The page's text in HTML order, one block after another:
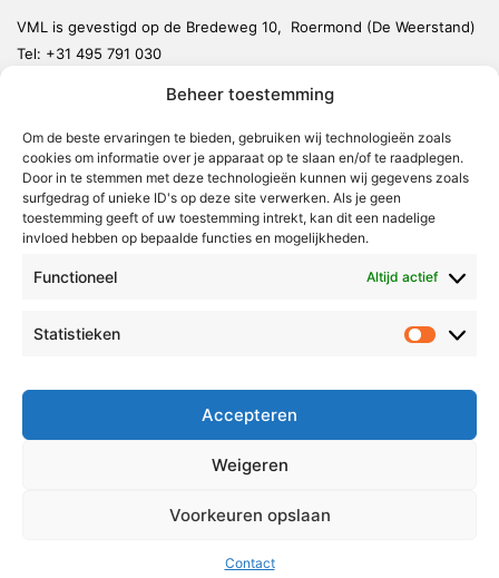
Beheer toestemming
Om de beste ervaringen te bieden, gebruiken wij technologieën zoals
cookies om informatie over je apparaat op te slaan en/of te raadplegen.
Door in te stemmen met deze technologieën kunnen wij gegevens zoals
surfgedrag of unieke ID's op deze site verwerken. Als je geen
toestemming geeft of uw toestemming intrekt, kan dit een nadelige
invloed hebben op bepaalde functies en mogelijkheden.
Functioneel Altijd actief
Statistieken
Accepteren
Weigeren
Voorkeuren opslaan
Contact
VML is gevestigd op de Bredeweg 10, Roermond (De Weerstand)
Tel: +31 495 791 030
Weert
Nederweert
Leudal
Maasgouw
Echt-Susteren
Roermond
Over Voor Midden-Limburg
Radio & TV